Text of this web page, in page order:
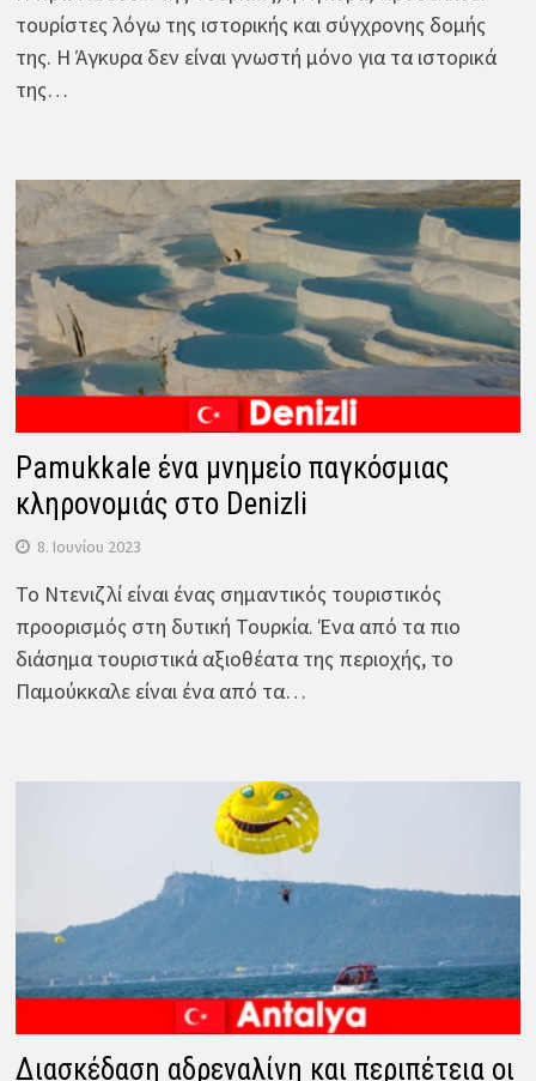
τουρίστες λόγω της ιστορικής και σύγχρονης δομής
της. Η Άγκυρα δεν είναι γνωστή μόνο για τα ιστορικά
της…
Pamukkale ένα μνημείο παγκόσμιας
κληρονομιάς στο Denizli
8. Ιουνίου 2023
Το Ντενιζλί είναι ένας σημαντικός τουριστικός
προορισμός στη δυτική Τουρκία. Ένα από τα πιο
διάσημα τουριστικά αξιοθέατα της περιοχής, το
Παμούκκαλε είναι ένα από τα…
Διασκέδαση αδρεναλίνη και περιπέτεια οι